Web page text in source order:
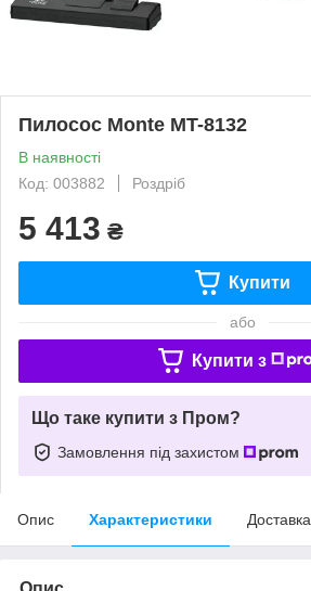
Пилосос Monte MT-8132
В наявності
Код: 003882
Роздріб
5 413 ₴
Купити
або
Купити з
Що таке купити з Пром?
Замовлення під захистом
Опис Характеристики Доставка